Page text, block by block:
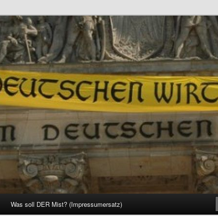
Was soll DER Mist? (Impressumersatz)